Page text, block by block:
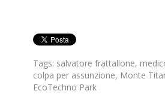
Tags: salvatore frattallone,
colpa per assunzione, Monte
EcoTechno Park